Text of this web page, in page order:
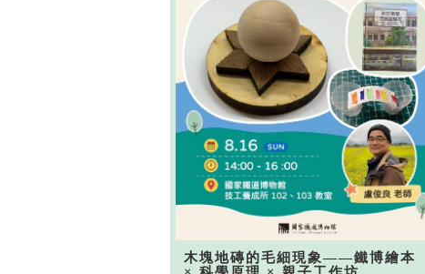
木塊地磚的毛細現象——鐵博繪本